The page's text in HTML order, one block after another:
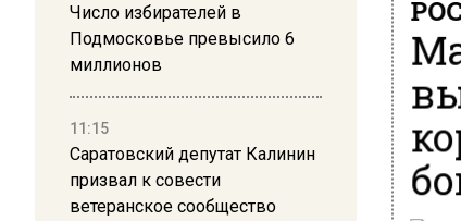
Число избирателей в
Подмосковье превысило 6
миллионов
11:15
Саратовский депутат Калинин
призвал к совести
ветеранское сообщество